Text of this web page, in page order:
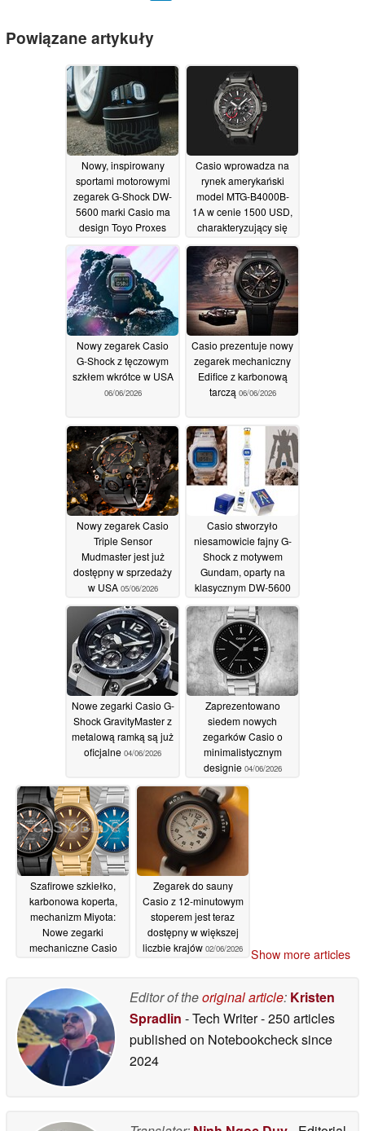
Powiązane artykuły
Nowy, inspirowany
sportami motorowymi
zegarek G-Shock DW-
5600 marki Casio ma
design Toyo Proxes
11/06/2026
Casio wprowadza na
rynek amerykański
model MTG-B4000B-
1A w cenie 1500 USD,
charakteryzujący się
węglowego i stali
10/06/2026
Nowy zegarek Casio
G-Shock z tęczowym
szkłem wkrótce w USA
06/06/2026
Casio prezentuje nowy
zegarek mechaniczny
Edifice z karbonową
tarczą 06/06/2026
Nowy zegarek Casio
Triple Sensor
Mudmaster jest już
dostępny w sprzedaży
w USA 05/06/2026
Casio stworzyło
niesamowicie fajny G-
Shock z motywem
Gundam, oparty na
klasycznym DW-5600
05/06/2026
Nowe zegarki Casio G-
Shock GravityMaster z
metalową ramką są już
oficjalne 04/06/2026
Zaprezentowano
siedem nowych
zegarków Casio o
minimalistycznym
designie 04/06/2026
Szafirowe szkiełko,
karbonowa koperta,
mechanizm Miyota:
Nowe zegarki
mechaniczne Casio
Zegarek do sauny
Casio z 12-minutowym
stoperem jest teraz
dostępny w większej
liczbie krajów 02/06/2026 Show more articles
Editor of theoriginal article: Kristen
Spradlin - Tech Writer- 250 articles
published on Notebookchecksince
2024